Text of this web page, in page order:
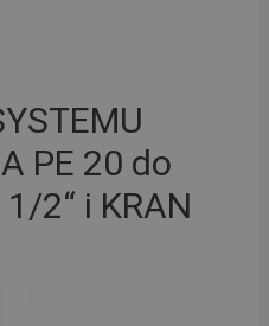
PE 20 do
2“ i KRAN